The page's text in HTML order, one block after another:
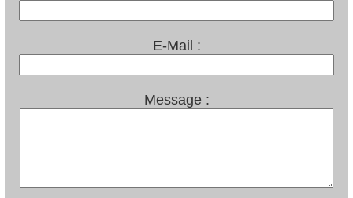
E-Mail :
Message :